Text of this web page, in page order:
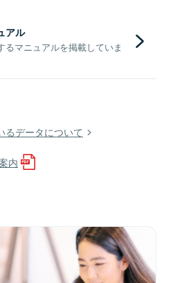
アル
マニュアルを掲載していま
るデータについて
内